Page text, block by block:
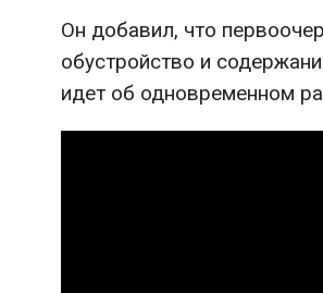
Он добавил, что
обустройство и
идет об одновременном